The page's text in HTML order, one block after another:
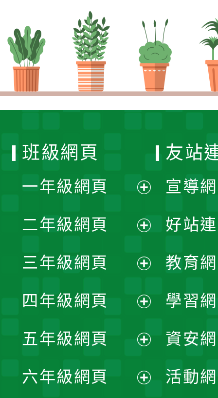
班級網頁
一年級網頁
開
選
單
二年級網頁
開
選
單
三年級網頁
開
選
單
四年級網頁
開
選
五年級網頁
開
六年級網頁
友站
宣導
好站
教育
學習
資安
活動